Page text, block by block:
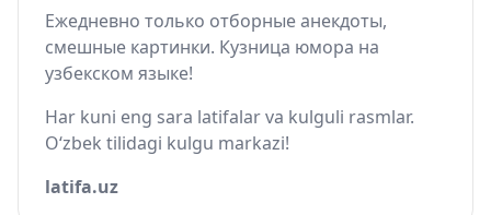
Ежедневно только отборные анекдоты,
смешные картинки. Кузница юмора на
узбекском языке!
Har kuni eng sara latifalar va kulguli rasmlar.
O‘zbek tilidagi kulgu markazi!
latifa.uz